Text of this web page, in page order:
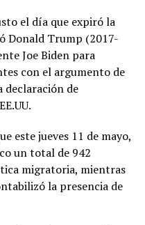
el día que expiró la
Donald Trump (2017-
Joe Biden para
con el argumento de
declaración de
este jueves 11 de mayo,
un total de 942
migratoria, mientras
la presencia de